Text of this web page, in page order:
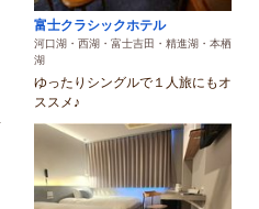
富士クラシックホテル
河口湖・西湖・富士吉田・精進湖・本栖
湖
ゆったりシングルで１人旅にもオ
ススメ♪